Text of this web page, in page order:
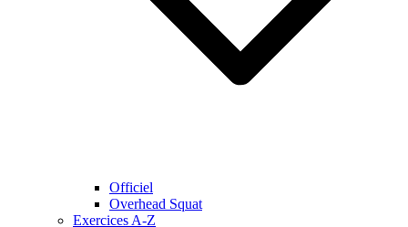
Officiel
Overhead Squat
Exercices A-Z